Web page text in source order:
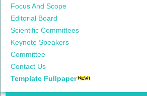
Focus And Scope
Editorial Board
Scientific Committees
Keynote Speakers
Committee
Contact Us
Template Fullpaper